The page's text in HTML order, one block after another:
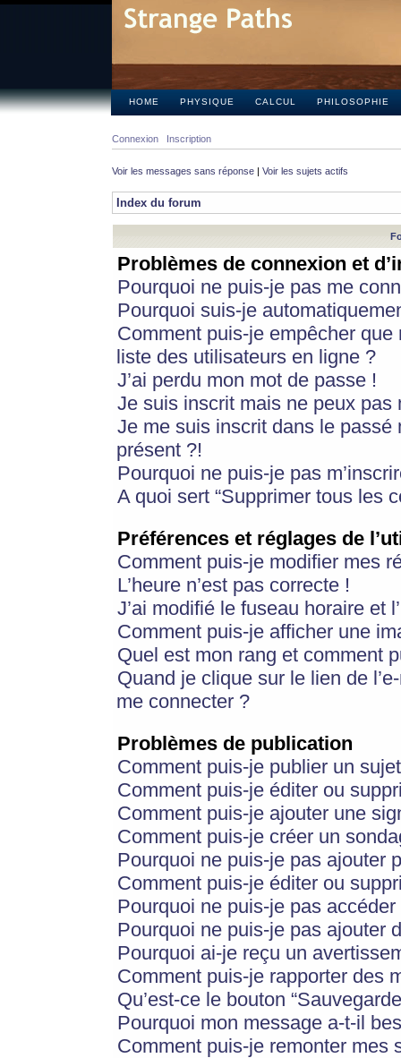
HOME PHYSIQUE CALCUL PHILOSOPHIE
Connexion Inscription
Voir les messages sans réponse | Voir les sujets actifs
Index du forum
Problèmes de connexion et
Pourquoi ne puis-je pas me
Pourquoi suis-je
Comment puis-je empêcher
liste des utilisateurs en ligne ?
J’ai perdu mon mot de passe !
Je suis inscrit mais ne peux pas
Je me suis inscrit dans le
présent ?!
Pourquoi ne puis-je pas
A quoi sert “Supprimer tous les
Préférences et réglages de
Comment puis-je modifier mes
L’heure n’est pas correcte !
J’ai modifié le fuseau horaire et
Comment puis-je afficher une
Quel est mon rang et comment
Quand je clique sur le lien de
me connecter ?
Problèmes de publication
Comment puis-je publier un
Comment puis-je éditer ou
Comment puis-je ajouter une
Comment puis-je créer un
Pourquoi ne puis-je pas ajouter
Comment puis-je éditer ou
Pourquoi ne puis-je pas
Pourquoi ne puis-je pas ajouter
Pourquoi ai-je reçu un
Comment puis-je rapporter des
Qu’est-ce le bouton
Pourquoi mon message a-t-il
Comment puis-je remonter mes